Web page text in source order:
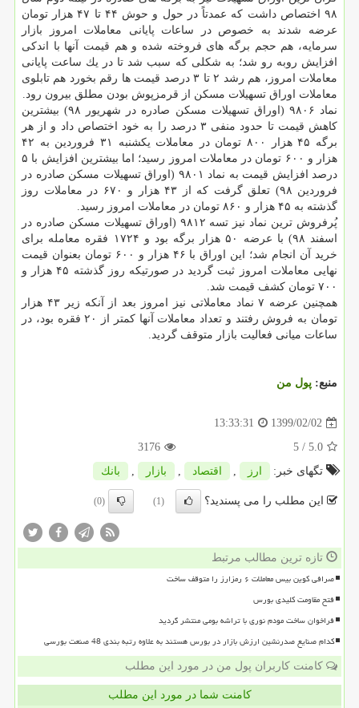
۹۸ اختصاص داشت كه عمدتاً در حول و حوش ۴۴ تا ۴۷ هزار تومان
عرضه شدند به خصوص در ساعات پایانی معاملات امروز بازار
سرمایه، هم حجم برگه های فروخته شده و هم قیمت آنها با اندكی
افزایش روبه رو شد؛ به شكلی كه سبب شد تا در یك ساعت پایانی
معاملات امروز، هم رشد ۲ تا ۳ درصد قیمت ها رقم بخورد هم تابلوی
معاملات اوراق تسهیلات مسكن از قرمزپوش بودن مطلق بیرون رود.
نماد ۹۸۰۶ (اوراق تسهیلات مسكن صادره در شهریور ۹۸) بیشترین
كاهش قیمت تا حدود منفی ۳ درصد را به خود اختصاص داد و از هر
برگه ۴۵ هزار ۸۰۰ تومان در معاملات یكشنبه ۳۱ فروردین به ۴۲
هزار و ۶۰۰ تومان در معاملات امروز رسید؛ اما بیشترین افزایش با ۵
درصد افزایش قیمت به نماد ۹۸۰۱ (اوراق تسهیلات مسكن صادره در
فروردین ۹۸) تعلق گرفت كه از ۴۳ هزار و ۶۷۰ در معاملات روز
گذشته به ۴۵ هزار و ۸۶۰ تومان در معاملات امروز رسید.
پُرفروش ترین نماد نیز تسه ۹۸۱۲ (اوراق تسهیلات مسكن صادره در
اسفند ۹۸) با عرضه ۵۰ هزار برگه بود و ۱۷۲۴ فقره معامله برای
خرید آن انجام شد؛ این اوراق با ۴۶ هزار و ۶۰۰ تومان بعنوان قیمت
نهایی معاملات امروز ثبت گردید در صورتیكه روز گذشته ۴۵ هزار و
۷۰۰ تومان كشف قیمت شد.
همچنین عرضه ۷ نماد معاملاتی نیز امروز بعد از آنكه زیر ۴۳ هزار
تومان به فروش رفتند و تعداد معاملات آنها كمتر از ۲۰ فقره بود، در
ساعات میانی فعالیت بازار متوقف گردید.
منبع: پول من
1399/02/02
13:33:31
5.0
/ 5
3176
تگهای خبر:
ارز , اقتصاد , بازار , بانك
این مطلب را می پسندید؟ (1)
(0)
تازه ترین مطالب مرتبط
صرافی کوین بیس معاملات ۶ رمزارز را متوقف ساخت
فتح مقاومت کلیدی بورس
فراخوان ساخت مودم نوری با تراشه بومی منتشر گردید
کدام صنایع صدرنشین ارزش بازار در بورس هستند به علاوه رتبه بندی 48 صنعت بورسی
کامنت کاربران پول من در مورد این مطلب
کامنت شما در مورد این مطلب